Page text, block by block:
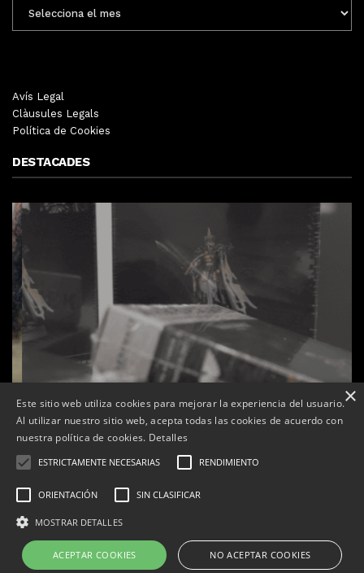
MENSUALS
Avís Legal
Clàusules Legals
Política de Cookies
DESTACADES
de referència de Warhammer a Lleida
Per Tàrrega Televisió 22, abril, 2026 - 08:10
×
Este sitio web utiliza cookies para mejorar la experiencia del usuario.
Al utilizar nuestro sitio web, acepta todas las cookies de acuerdo con
nuestra política de cookies. Detalles
ESTRICTAMENTE NECESARIAS RENDIMIENTO
ORIENTACIÓN SIN CLASIFICAR
MOSTRAR DETALLES
ACEPTAR COOKIES NO ACEPTAR COOKIES